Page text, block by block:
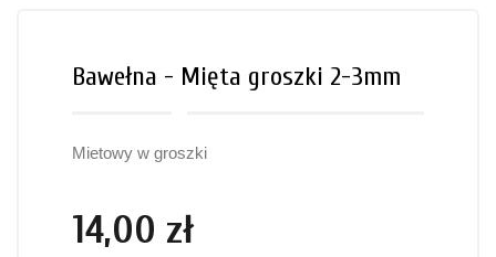
Bawełna - Mięta groszki 2-3mm
Mietowy w groszki
14,00 zł